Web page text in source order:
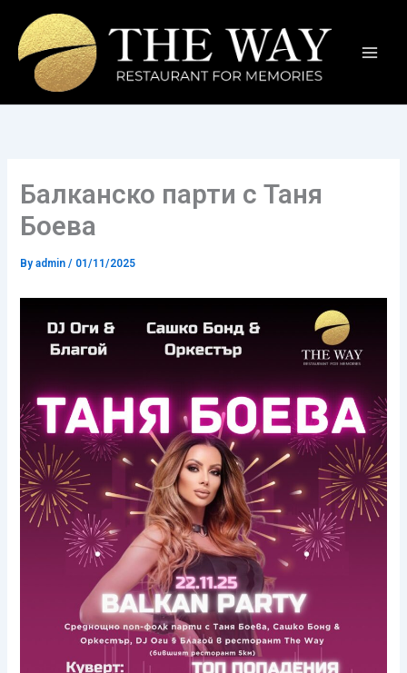
content
Балканско парти с Таня
Боева
Byadmin/ 01/11/2025